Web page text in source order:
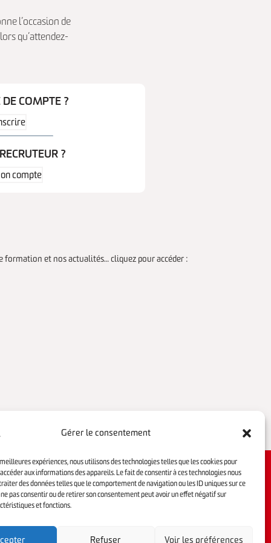
Gérer le consentement
expériences, nous utilisons des technologies telles que les cookies pour
aux informations des appareils. Le fait de consentir à ces technologies nous
des données telles que le comportement de navigation ou les ID uniques sur ce
pas consentir ou de retirer son consentement peut avoir un effet négatif sur
et fonctions.
Refuser Voir les préférences
l’occasion de
qu’attendez-
DE COMPTE ?
?
compte
formation et nos actualités… cliquez pour accéder :